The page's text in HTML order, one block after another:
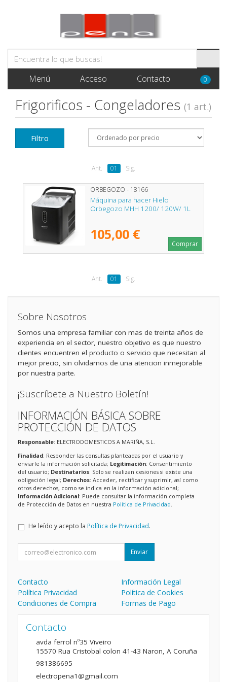
Menú Acceso Contacto 0
Frigorificos - Congeladores (1 art.)
Filtro
Ant. 01 Sig.
ORBEGOZO - 18166
Máquina para hacer Hielo
Orbegozo MHH 1200/ 120W/ 1L
105,00 €
Comprar
Ant. 01 Sig.
Sobre Nosotros
Somos una empresa familiar con mas de treinta años de
experiencia en el sector, nuestro objetivo es que nuestro
clientes encuentren el producto o servicio que necesitan al
mejor precio, sin olvidarnos de una atencion inmejorable
por nuestra parte.
¡Suscríbete a Nuestro Boletín!
INFORMACIÓN BÁSICA SOBRE
PROTECCIÓN DE DATOS
Responsable: ELECTRODOMESTICOS A MARIÑA, S.L.
Finalidad: Responder las consultas planteadas por el usuario y
enviarle la información solicitada; Legitimación: Consentimiento
del usuario; Destinatarios: Solo se realizan cesiones si existe una
obligación legal; Derechos: Acceder, rectificar y suprimir, así como
otros derechos, como se indica en la información adicional;
Información Adicional: Puede consultar la información completa
de Protección de Datos en nuestra Política de Privacidad
He leído y acepto la Política de Privacidad.
Enviar
Contacto
Información Legal
Política Privacidad
Política de Cookies
Condiciones de Compra
Formas de Pago
Contacto
avda ferrol nº35 Viveiro
15570 Rua Cristobal colon 41-43 Naron, A Coruña
981386695
electropena1@gmail.com